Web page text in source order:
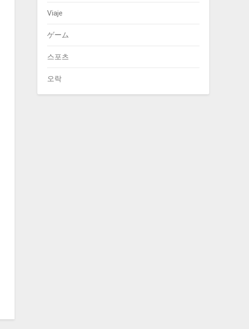
Viaje
ゲーム
스포츠
오락